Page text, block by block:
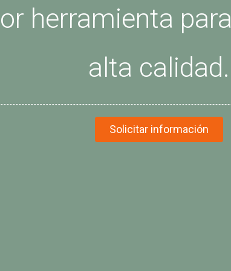
herramienta para
alta calidad.
Solicitar información